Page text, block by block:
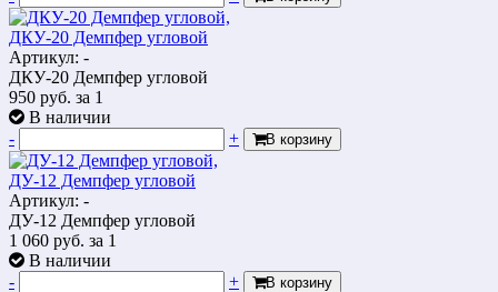
ДКУ-20 Демпфер угловой
Артикул: -
ДКУ-20 Демпфер угловой
950 руб. за 1
В наличии
-
+ В корзину
ДУ-12 Демпфер угловой
Артикул: -
ДУ-12 Демпфер угловой
1 060 руб. за 1
В наличии
-
+ В корзину